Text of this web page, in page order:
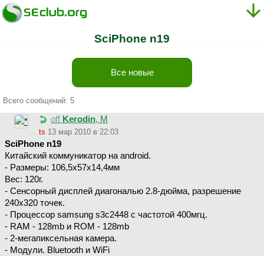
SciPhone n19
Все новые
Всего сообщений: 5
off Kerodin, М
ts 13 мар 2010 в 22:03
SciPhone n19
Китайский коммуникатор на android.
- Размеры: 106,5х57х14,4мм
Вес: 120г.
- Сенсорный дисплей диагональю 2.8-дюйма, разрешение
240х320 точек.
- Процессор samsung s3c2448 с частотой 400мгц.
- RAM - 128mb и ROM - 128mb
- 2-мегапиксельная камера.
- Модули. Bluetooth и WiFi